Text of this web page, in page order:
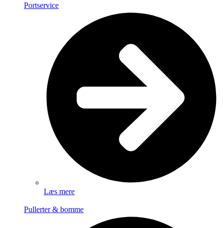
Portservice
Læs mere
Pullerter & bomme​